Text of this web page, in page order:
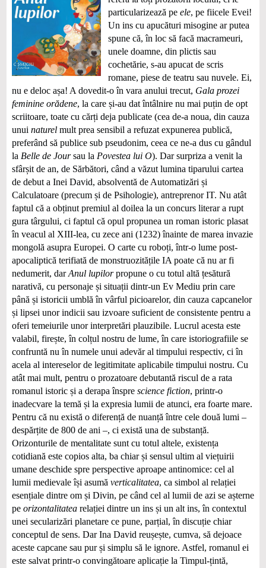
particularizează pe ele, pe fiicele Evei!
Un ins cu apucături misogine ar putea
spune că, în loc să facă macrameuri,
unele doamne, din plictis sau
cochetărie, s-au apucat de scris
romane, piese de teatru sau nuvele. Ei,
nu e deloc așa! A dovedit-o în vara anului trecut, Gala prozei
feminine orădene, la care și-au dat întâlnire nu mai puțin de opt
scriitoare, toate cu cărți deja publicate (cea de-a noua, din cauza
unui naturelmult prea sensibil a refuzat expunerea publică,
preferând să publice sub pseudonim, ceea ce ne-a dus cu gândul
la Belle de Joursau la Povestea lui O). Dar surpriza a venit la
sfârșit de an, de Sărbători, când a văzut lumina tiparului cartea
de debut a Inei David, absolventă de Automatizări și
Calculatoare (precum și de Psihologie), antreprenor IT. Nu atât
faptul că a obținut premiul al doilea la un concurs literar a rupt
gura târgului, ci faptul că opul propunea un roman istoric plasat
în veacul al XIII-lea, cu zece ani (1232) înainte de marea invazie
mongolă asupra Europei. O carte cu roboți, într‑o lume post-
apocaliptică terifiată de monstruozitățile IA poate că nu ar fi
nedumerit, darAnul lupilorpropune o cu totul altă țesătură
narativă, cu personaje și situații dintr-un Ev Mediu prin care
până și istoricii umblă în vârful picioarelor, din cauza capcanelor
și lipsei unor indicii sau izvoare suficient de consistente pentru a
oferi temeiurile unor interpretări plauzibile. Lucrul acesta este
valabil, firește, în colțul nostru de lume, în care istoriografiile se
confruntă nu în numele unui adevăr al timpului respectiv, ci în
acela al intereselor de legitimitate aplicabile timpului nostru. Cu
atât mai mult, pentru o prozatoare debutantă riscul de a rata
romanul istoric și a derapa înspre science fiction, printr-o
inadecvare la temă și la expresia lumii de atunci, era foarte mare.
Pentru că nu există o diferență de nuanță între cele două lumi –
despărțite de 800 de ani –, ci există una de substanță.
Orizonturile de mentalitate sunt cu totul altele, existența
cotidiană este copios alta, ba chiar și sensul ultim al viețuirii
umane deschide spre perspective aproape antinomice: cel al
lumii medievale își asumă verticalitatea, ca simbol al relației
esențiale dintre om și Divin, pe când cel al lumii de azi se așterne
pe orizontalitatearelației dintre un ins și un alt ins, în contextul
unei secularizări planetare ce pune, parțial, în discuție chiar
conceptul de sens. Dar Ina David reușește, cumva, să dejoace
aceste capcane sau pur și simplu să le ignore. Astfel, romanul ei
este salvat printr‑o convingătoare aplicație la Timpul-țintă,